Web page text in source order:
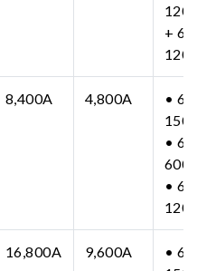
+
8,400A 4,800A
•
•
•
16,800A 9,600A
•